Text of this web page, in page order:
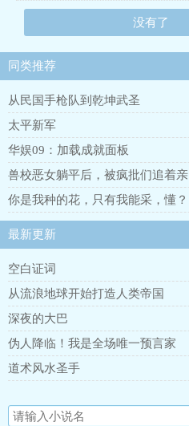
没有了
同类推荐
从民国手枪队到乾坤武圣
太平新军
华娱09：加载成就面板
兽校恶女躺平后，被疯批们追着亲
你是我种的花，只有我能采，懂？
最新更新
空白证词
从流浪地球开始打造人类帝国
深夜的大巴
伪人降临！我是全场唯一预言家
道术风水圣手